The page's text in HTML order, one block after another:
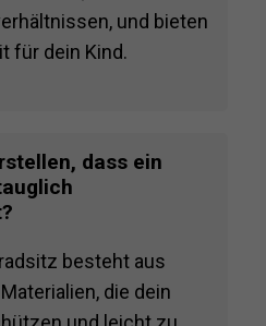
und bieten
für dein Kind.
dass ein
besteht aus
die dein